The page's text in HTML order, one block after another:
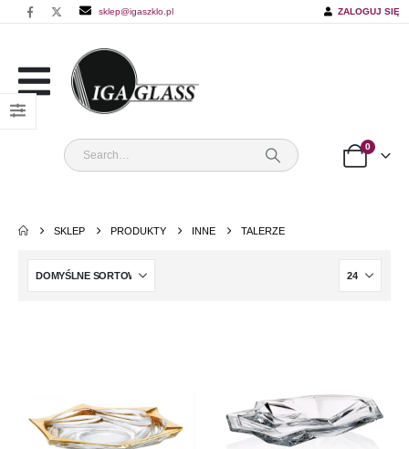
sklep@igaszklo.pl ZALOGUJ SIĘ
0
SKLEP PRODUKTY INNE TALERZE